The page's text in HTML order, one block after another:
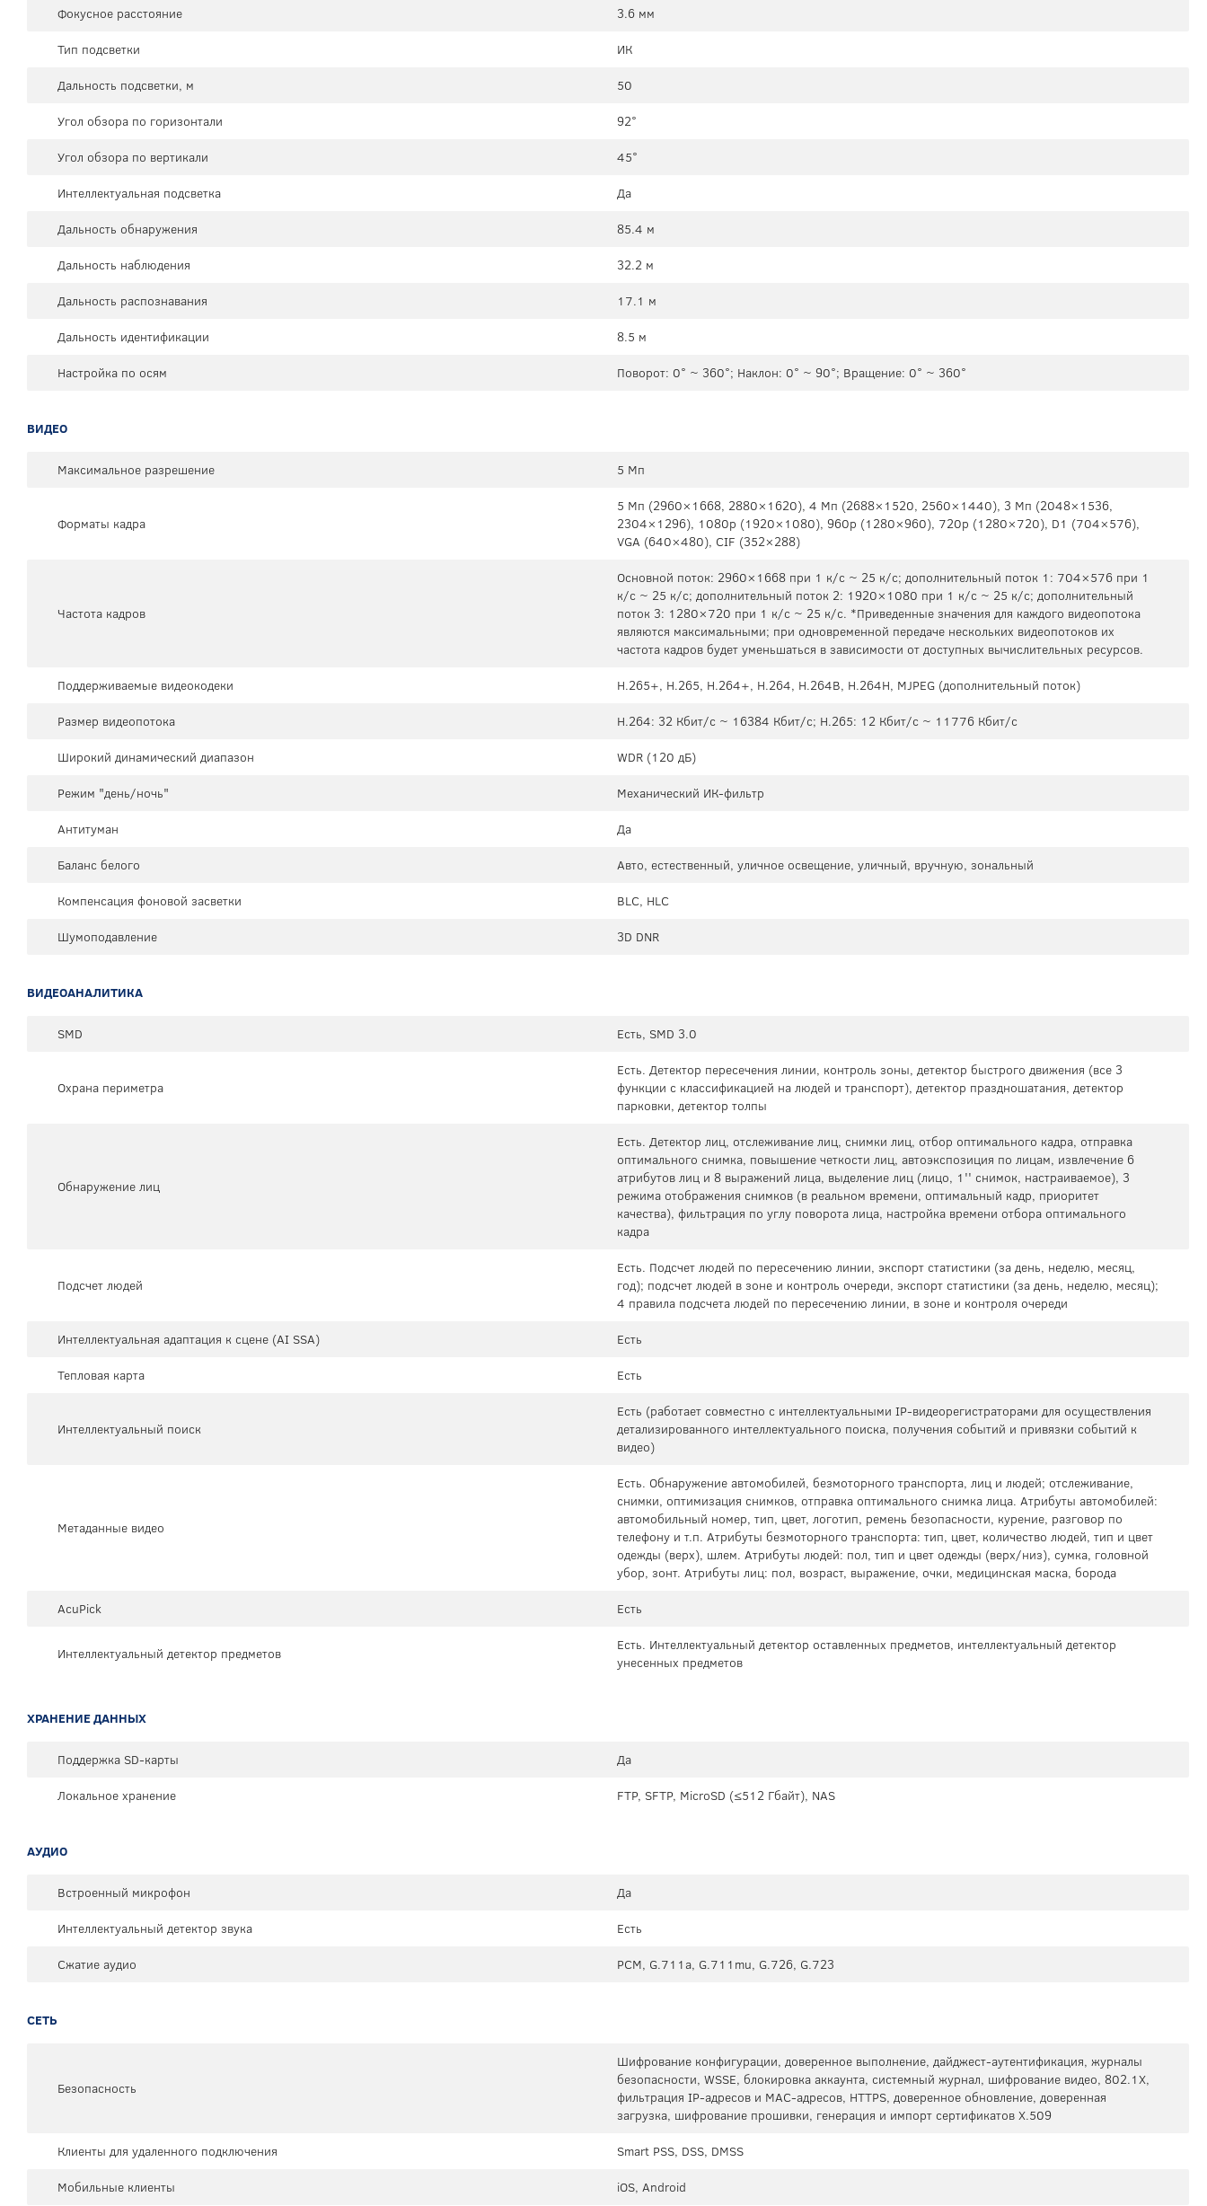
Фокусное расстояние
3.6 мм
Тип подсветки
ИК
Дальность подсветки, м
50
Угол обзора по горизонтали
92°
Угол обзора по вертикали
45°
Интеллектуальная подсветка
Да
Дальность обнаружения
85.4 м
Дальность наблюдения
32.2 м
Дальность распознавания
17.1 м
Дальность идентификации
8.5 м
Настройка по осям
Поворот: 0° ~ 360°; Наклон: 0° ~ 90°; Вращение: 0° ~ 360°
ВИДЕО
Максимальное разрешение 5 Мп
Форматы кадра
5 Mп (2960×1668, 2880×1620), 4 Mп (2688×1520, 2560×1440), 3 Mп (2048×1536,
2304×1296), 1080p (1920×1080), 960p (1280×960), 720p (1280×720), D1 (704×576),
VGA (640×480), CIF (352×288)
Частота кадров
Основной поток: 2960×1668 при 1 к/с ~ 25 к/с; дополнительный поток 1: 704×576 при 1
к/с ~ 25 к/с; дополнительный поток 2: 1920×1080 при 1 к/с ~ 25 к/с; дополнительный
поток 3: 1280×720 при 1 к/с ~ 25 к/с. *Приведенные значения для каждого видеопотока
являются максимальными; при одновременной передаче нескольких видеопотоков их
частота кадров будет уменьшаться в зависимости от доступных вычислительных ресурсов.
Поддерживаемые видеокодеки
H.265+, H.265, H.264+, H.264, H.264B, H.264H, MJPEG (дополнительный поток)
Размер видеопотока
H.264: 32 Кбит/с ~ 16384 Кбит/с; H.265: 12 Кбит/с ~ 11776 Кбит/с
Широкий динамический диапазон
WDR (120 дБ)
Режим "день/ночь"
Механический ИК-фильтр
Антитуман
Да
Баланс белого
Авто, естественный, уличное освещение, уличный, вручную, зональный
Компенсация фоновой засветки
BLC, HLC
Шумоподавление
3D DNR
ВИДЕОАНАЛИТИКА
SMD Есть, SMD 3.0
Охрана периметра
Есть. Детектор пересечения линии, контроль зоны, детектор быстрого движения (все 3
функции с классификацией на людей и транспорт), детектор праздношатания, детектор
парковки, детектор толпы
Обнаружение лиц
Есть. Детектор лиц, отслеживание лиц, снимки лиц, отбор оптимального кадра, отправка
оптимального снимка, повышение четкости лиц, автоэкспозиция по лицам, извлечение 6
атрибутов лиц и 8 выражений лица, выделение лиц (лицо, 1'' снимок, настраиваемое), 3
режима отображения снимков (в реальном времени, оптимальный кадр, приоритет
качества), фильтрация по углу поворота лица, настройка времени отбора оптимального
кадра
Подсчет людей
Есть. Подсчет людей по пересечению линии, экспорт статистики (за день, неделю, месяц,
год); подсчет людей в зоне и контроль очереди, экспорт статистики (за день, неделю, месяц);
4 правила подсчета людей по пересечению линии, в зоне и контроля очереди
Интеллектуальная адаптация к сцене (AI SSA)
Есть
Тепловая карта
Есть
Интеллектуальный поиск
Есть (работает совместно с интеллектуальными IP-видеорегистраторами для осуществления
детализированного интеллектуального поиска, получения событий и привязки событий к
видео)
Метаданные видео
Есть. Обнаружение автомобилей, безмоторного транспорта, лиц и людей; отслеживание,
снимки, оптимизация снимков, отправка оптимального снимка лица. Атрибуты автомобилей:
автомобильный номер, тип, цвет, логотип, ремень безопасности, курение, разговор по
телефону и т.п. Атрибуты безмоторного транспорта: тип, цвет, количество людей, тип и цвет
одежды (верх), шлем. Атрибуты людей: пол, тип и цвет одежды (верх/низ), сумка, головной
убор, зонт. Атрибуты лиц: пол, возраст, выражение, очки, медицинская маска, борода
AcuPick
Есть
Интеллектуальный детектор предметов
Есть. Интеллектуальный детектор оставленных предметов, интеллектуальный детектор
унесенных предметов
ХРАНЕНИЕ ДАННЫХ
Поддержка SD-карты
Да
Локальное хранение
FTP, SFTP, MicroSD (≤512 Гбайт), NAS
АУДИО
Встроенный микрофон
Да
Интеллектуальный детектор звука
Есть
Сжатие аудио
PCM, G.711a, G.711mu, G.726, G.723
СЕТЬ
Безопасность
Шифрование конфигурации, доверенное выполнение, дайджест-аутентификация, журналы
безопасности, WSSE, блокировка аккаунта, системный журнал, шифрование видео, 802.1X,
фильтрация IP-адресов и MAC-адресов, HTTPS, доверенное обновление, доверенная
загрузка, шифрование прошивки, генерация и импорт сертификатов X.509
Клиенты для удаленного подключения
Smart PSS, DSS, DMSS
Мобильные клиенты
iOS, Android